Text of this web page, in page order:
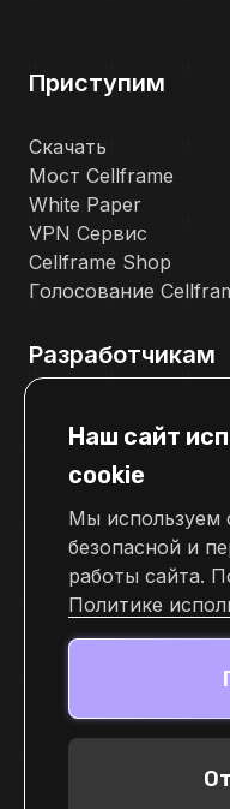
Приступим
Скачать
Мост Cellframe
White Paper
VPN Сервис
Cellframe Shop
Голосование
Разработчикам
Телеграм канал
Свяжитесь с
pr@cellframe.net
Форма обратной
Наш сайт
cookie
Мы используем
безопасной и
работы сайта.
Политике